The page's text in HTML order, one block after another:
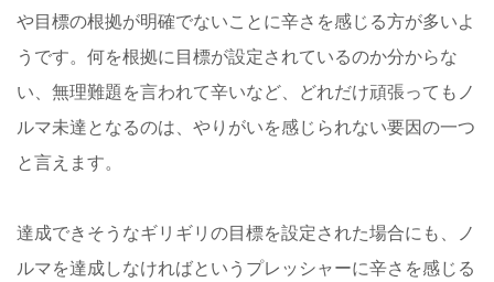
や目標の根拠が明確でないことに辛さを感じる方が多いよ
うです。何を根拠に目標が設定されているのか分からな
い、無理難題を言われて辛いなど、どれだけ頑張ってもノ
ルマ未達となるのは、やりがいを感じられない要因の一つ
と言えます。
達成できそうなギリギリの目標を設定された場合にも、ノ
ルマを達成しなければというプレッシャーに辛さを感じる